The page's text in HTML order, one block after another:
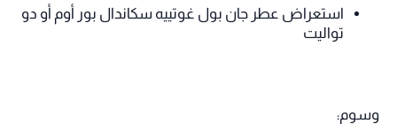
استعراض عطر جان بول غوتييه سكاندال بور أوم أو دو
تواليت
وسوم: